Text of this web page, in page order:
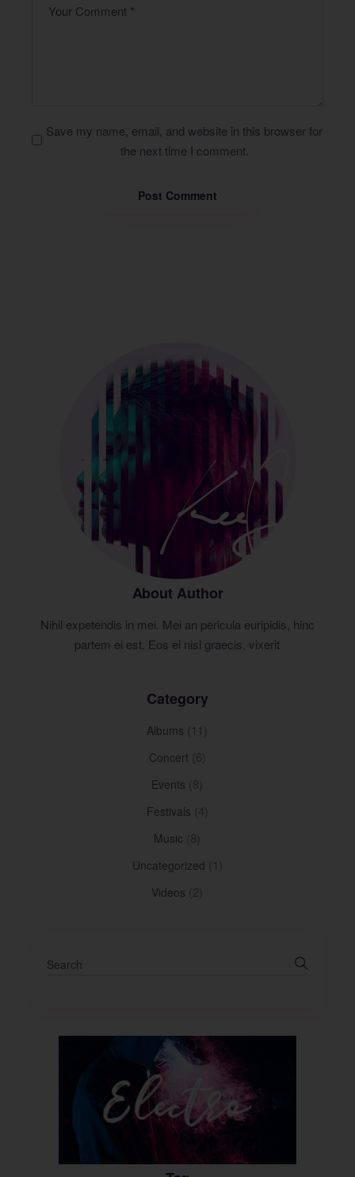
Save my name, email, and website in this browser for
the next time I comment.
Post Comment
About Author
Nihil expetendis in mei. Mei an pericula euripidis, hinc
partem ei est. Eos ei nisl graecis, vixerit
Category
Albums (11)
Concert (6)
Events (8)
Festivals (4)
Music (8)
Uncategorized (1)
Videos (2)